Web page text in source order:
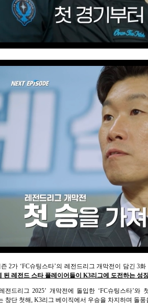
2가 ‘FC슈팅스타’의 레전드리그 개막전이 담긴 3
된 레전드 스타 플레이어들이 K3리그에 도전하는 성
전드리그 2025’ 개막전에 돌입한 ‘FC슈팅스타’
창단 첫해, K3리그 베이직에서 우승을 차지하며 돌풍